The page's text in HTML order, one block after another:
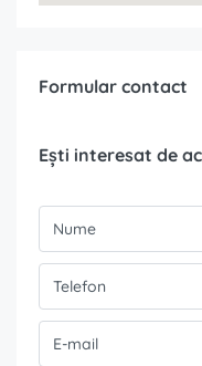
Formular contact
Ești interesat de